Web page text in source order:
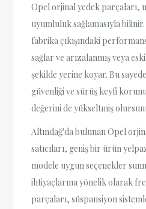
Opel orjinal yedek parçaları,
uyumluluk sağlamasıyla
fabrika çıkışındaki
sağlar ve arızalanmış veya
şekilde yerine koyar. Bu
güvenliği ve sürüş keyfi
değerini de yükseltmiş
Altındağ'da bulunan Opel
satıcıları, geniş bir ürün
modele uygun seçenekler
ihtiyaçlarına yönelik olarak
parçaları, süspansiyon